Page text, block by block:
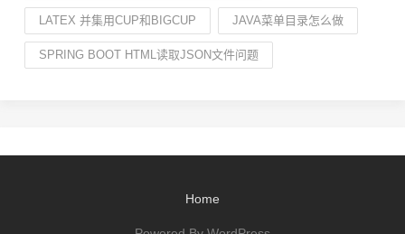
LATEX 并集用CUP和BIGCUP JAVA菜单目录怎么做
SPRING BOOT HTML读取JSON文件问题
Home